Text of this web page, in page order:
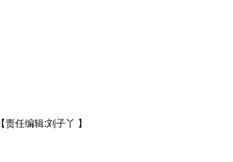
【责任编辑:刘子丫 】